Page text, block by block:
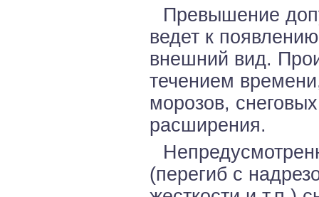
Превышение
ведет к
внешний вид.
течением
морозов,
расширения.
(перегиб с